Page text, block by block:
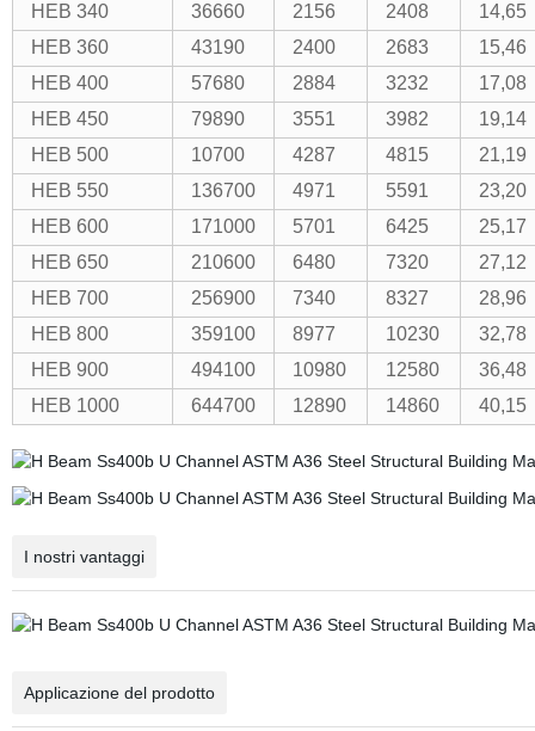
HEB 340
36660 2156 2408
14,65
HEB 360
43190 2400 2683
15,46
HEB 400
57680 2884 3232
17,08
HEB 450
79890 3551 3982
19,14
HEB 500
10700 4287 4815
21,19
HEB 550
136700 4971 5591
23,20
HEB 600
171000 5701 6425
25,17
HEB 650
210600 6480 7320
27,12
HEB 700
256900 7340 8327
28,96
HEB 800
359100 8977 10230
32,78
HEB 900
494100 10980 12580
36,48
HEB 1000
644700 12890 14860 40,15
I nostri vantaggi
Applicazione del prodotto